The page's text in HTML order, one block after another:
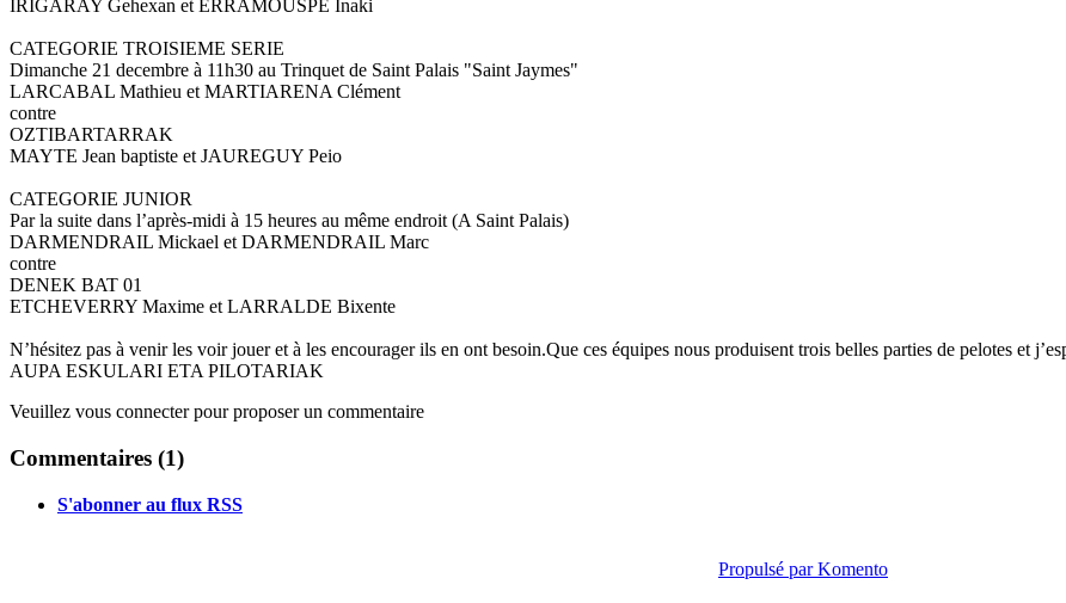
IRIGARAY Gehexan et ERRAMOUSPE Inaki
CATEGORIE TROISIEME SERIE
Dimanche 21 decembre à 11h30 au Trinquet de Saint Palais "Saint Jaymes"
LARCABAL Mathieu et MARTIARENA Clément
contre
OZTIBARTARRAK
MAYTE Jean baptiste et JAUREGUY Peio
CATEGORIE JUNIOR
Par la suite dans l’après-midi à 15 heures au même endroit (A Saint Palais)
DARMENDRAIL Mickael et DARMENDRAIL Marc
contre
DENEK BAT 01
ETCHEVERRY Maxime et LARRALDE Bixente
N’hésitez pas à venir les voir jouer et à les encourager ils en ont besoin.Que ces équipes nous produisent trois belles parties de pelotes et
AUPA ESKULARI ETA PILOTARIAK
Veuillez vous connecter pour proposer un commentaire
Commentaires (1)
S'abonner au flux RSS
Propulsé par Komento